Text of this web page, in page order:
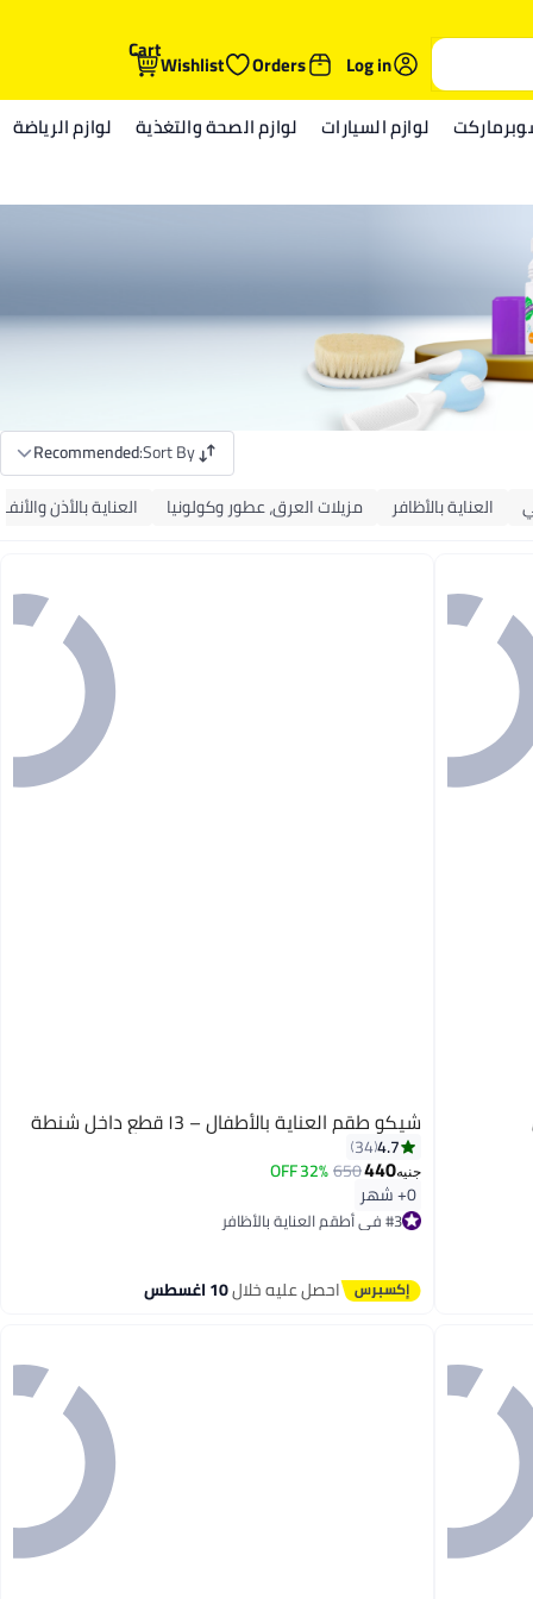
Log in
Orders
Wishlist
Cart
لوازم السيارات لوازم الصحة والتغذية لوازم الرياضة
Sort By
:
Recommended
العناية بالأظافر مزيلات العرق، عطور وكولونيا العناية بالأذن والأنف
شيكو طقم العناية بالأطفال – ١3 قطع داخل شنطة
4.7
34
جنيه440
650
32% OFF
0+ شهر
#3 في أطقم العناية بالأظافر
توصيل مجاني
احصل عليه خلال10 اغسطس